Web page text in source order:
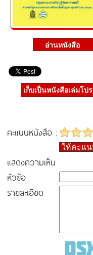
เก็บเป็นหนังสือเล่มโป
คะแนนหนังสือ :
ให้คะแ
แสดงความเห็น
หัวข้อ
รายละเอียด